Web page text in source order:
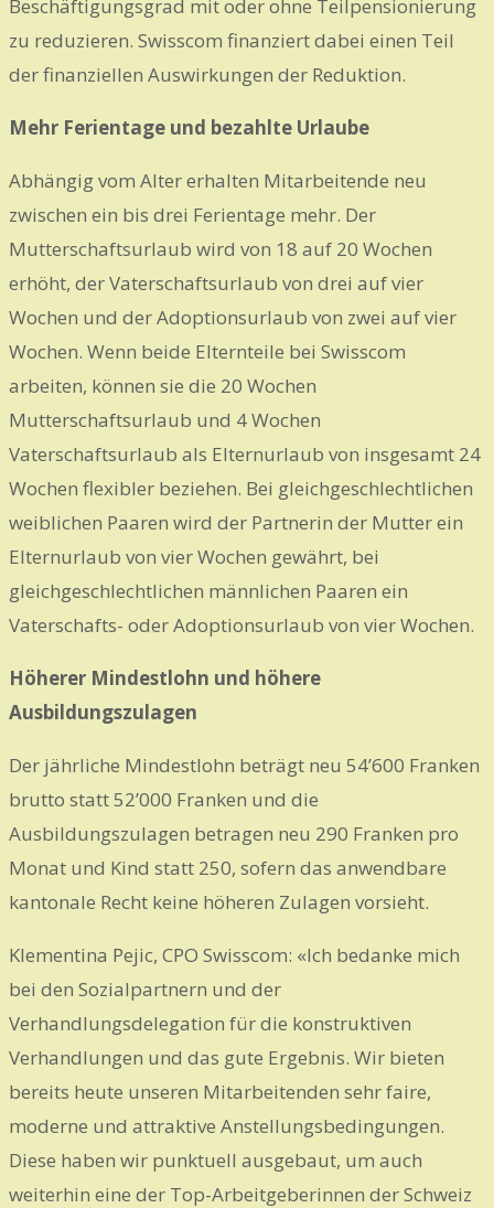
Beschäftigungsgrad mit oder ohne Teilpensionierung
zu reduzieren. Swisscom finanziert dabei einen Teil
der finanziellen Auswirkungen der Reduktion.
Mehr Ferientage und bezahlte Urlaube
Abhängig vom Alter erhalten Mitarbeitende neu
zwischen ein bis drei Ferientage mehr. Der
Mutterschaftsurlaub wird von 18 auf 20 Wochen
erhöht, der Vaterschaftsurlaub von drei auf vier
Wochen und der Adoptionsurlaub von zwei auf vier
Wochen. Wenn beide Elternteile bei Swisscom
arbeiten, können sie die 20 Wochen
Mutterschaftsurlaub und 4 Wochen
Vaterschaftsurlaub als Elternurlaub von insgesamt 24
Wochen flexibler beziehen. Bei gleichgeschlechtlichen
weiblichen Paaren wird der Partnerin der Mutter ein
Elternurlaub von vier Wochen gewährt, bei
gleichgeschlechtlichen männlichen Paaren ein
Vaterschafts- oder Adoptionsurlaub von vier Wochen.
Höherer Mindestlohn und höhere
Ausbildungszulagen
Der jährliche Mindestlohn beträgt neu 54’600 Franken
brutto statt 52’000 Franken und die
Ausbildungszulagen betragen neu 290 Franken pro
Monat und Kind statt 250, sofern das anwendbare
kantonale Recht keine höheren Zulagen vorsieht.
Klementina Pejic, CPO Swisscom: «Ich bedanke mich
bei den Sozialpartnern und der
Verhandlungsdelegation für die konstruktiven
Verhandlungen und das gute Ergebnis. Wir bieten
bereits heute unseren Mitarbeitenden sehr faire,
moderne und attraktive Anstellungsbedingungen.
Diese haben wir punktuell ausgebaut, um auch
weiterhin eine der Top-Arbeitgeberinnen der Schweiz